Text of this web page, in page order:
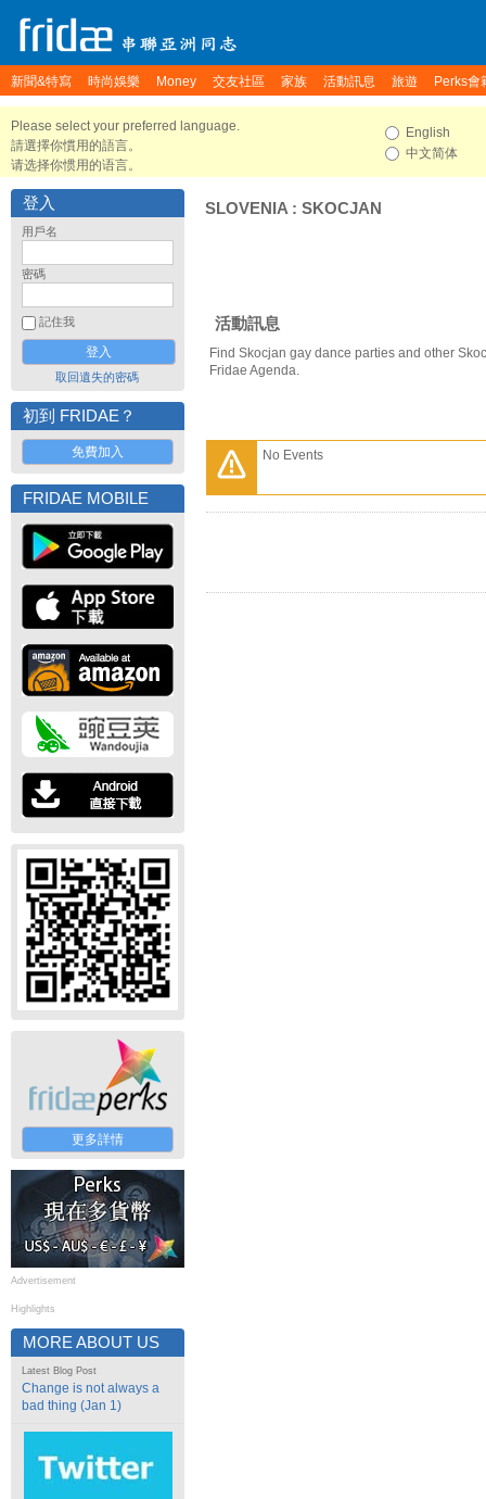
新聞&特寫 時尚娛樂 Money 交友社區 家族 活動訊息 旅遊 Perks會
Please select your preferred language.
請選擇你慣用的語言。
请选择你惯用的语言。
English
中文简体
登入
用戶名
密碼
記住我
取回遺失的密碼
初到 FRIDAE？
免費加入
FRIDAE MOBILE
更多詳情
Advertisement
Highlights
MORE ABOUT US
Latest Blog Post
Change is not always a
bad thing (Jan 1)
SLOVENIA : SKOCJAN
活動訊息
Find Skocjan gay dance parties and other
Fridae Agenda.
No Events